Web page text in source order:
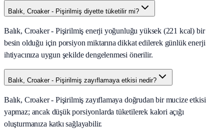
Balık, Croaker - Pişirilmiş diyette tüketilir mi?
Balık, Croaker - Pişirilmiş enerji yoğunluğu yüksek (221 kcal) bir
besin olduğu için porsiyon miktarına dikkat edilerek günlük enerji
ihtiyacınıza uygun şekilde dengelenmesi önerilir.
Balık, Croaker - Pişirilmiş zayıflamaya etkisi nedir?
Balık, Croaker - Pişirilmiş zayıflamaya doğrudan bir mucize etkisi
yapmaz; ancak düşük porsiyonlarda tüketilerek kalori açığı
oluşturmanıza katkı sağlayabilir.